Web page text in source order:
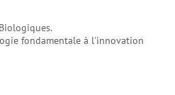
fondamentale à l'innovation